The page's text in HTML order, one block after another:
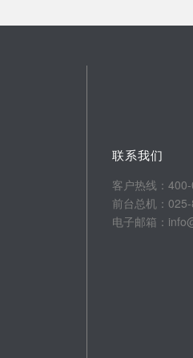
联系我们
客户热线：
前台总机：
电子邮箱：